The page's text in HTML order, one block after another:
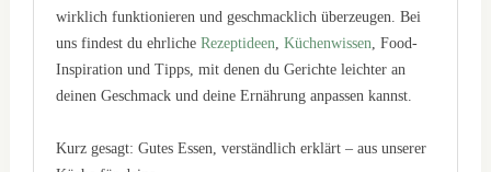
wirklich funktionieren und geschmacklich überzeugen. Bei
uns findest du ehrlicheRezeptideen ,Küchenwissen , Food-
Inspiration und Tipps, mit denen du Gerichte leichter an
deinen Geschmack und deine Ernährung anpassen kannst.
Kurz gesagt: Gutes Essen, verständlich erklärt – aus unserer